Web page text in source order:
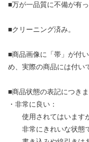
■万が一品質に不備が有
■クリーニング済み。
■商品画像に「帯」が付
め、実際の商品には付い
■商品状態の表記につき
・非常に良い：
使用されてはいますが
非常にきれいな状態で